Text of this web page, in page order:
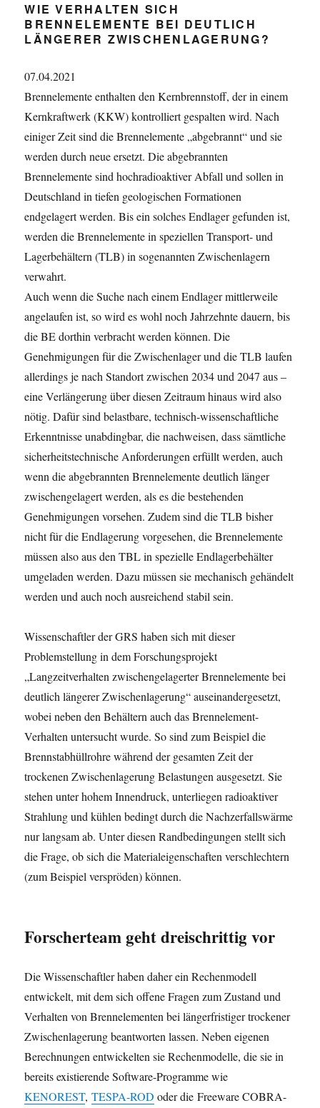
WIE VERHALTEN SICH
BRENNELEMENTE BEI DEUTLICH
LÄNGERER ZWISCHENLAGERUNG?
07.04.2021
Brennelemente enthalten den Kernbrennstoff, der in einem
Kernkraftwerk (KKW) kontrolliert gespalten wird. Nach
einiger Zeit sind die Brennelemente „abgebrannt“ und sie
werden durch neue ersetzt. Die abgebrannten
Brennelemente sind hochradioaktiver Abfall und sollen in
Deutschland in tiefen geologischen Formationen
endgelagert werden. Bis ein solches Endlager gefunden ist,
werden die Brennelemente in speziellen Transport- und
Lagerbehältern (TLB) in sogenannten Zwischenlagern
verwahrt.
Auch wenn die Suche nach einem Endlager mittlerweile
angelaufen ist, so wird es wohl noch Jahrzehnte dauern, bis
die BE dorthin verbracht werden können. Die
Genehmigungen für die Zwischenlager und die TLB laufen
allerdings je nach Standort zwischen 2034 und 2047 aus –
eine Verlängerung über diesen Zeitraum hinaus wird also
nötig. Dafür sind belastbare, technisch-wissenschaftliche
Erkenntnisse unabdingbar, die nachweisen, dass sämtliche
sicherheitstechnische Anforderungen erfüllt werden, auch
wenn die abgebrannten Brennelemente deutlich länger
zwischengelagert werden, als es die bestehenden
Genehmigungen vorsehen. Zudem sind die TLB bisher
nicht für die Endlagerung vorgesehen, die Brennelemente
müssen also aus den TBL in spezielle Endlagerbehälter
umgeladen werden. Dazu müssen sie mechanisch gehändelt
werden und auch noch ausreichend stabil sein.
Wissenschaftler der GRS haben sich mit dieser
Problemstellung in dem Forschungsprojekt
„Langzeitverhalten zwischengelagerter Brennelemente bei
deutlich längerer Zwischenlagerung“ auseinandergesetzt,
wobei neben den Behältern auch das Brennelement-
Verhalten untersucht wurde. So sind zum Beispiel die
Brennstabhüllrohre während der gesamten Zeit der
trockenen Zwischenlagerung Belastungen ausgesetzt. Sie
stehen unter hohem Innendruck, unterliegen radioaktiver
Strahlung und kühlen bedingt durch die Nachzerfallswärme
nur langsam ab. Unter diesen Randbedingungen stellt sich
die Frage, ob sich die Materialeigenschaften verschlechtern
(zum Beispiel verspröden) können.
Forscherteam geht dreischrittig vor
Die Wissenschaftler haben daher ein Rechenmodell
entwickelt, mit dem sich offene Fragen zum Zustand und
Verhalten von Brennelementen bei längerfristiger trockener
Zwischenlagerung beantworten lassen. Neben eigenen
Berechnungen entwickelten sie Rechenmodelle, die sie in
bereits existierende Software-Programme wie
KENOREST,TESPA-ROD oder die Freeware COBRA-